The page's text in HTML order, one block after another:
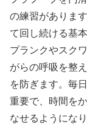
の練習がありま
て回し続ける基
プランクやスク
がらの呼吸を整
を防ぎます。毎
重要で、時間を
なせるようになり